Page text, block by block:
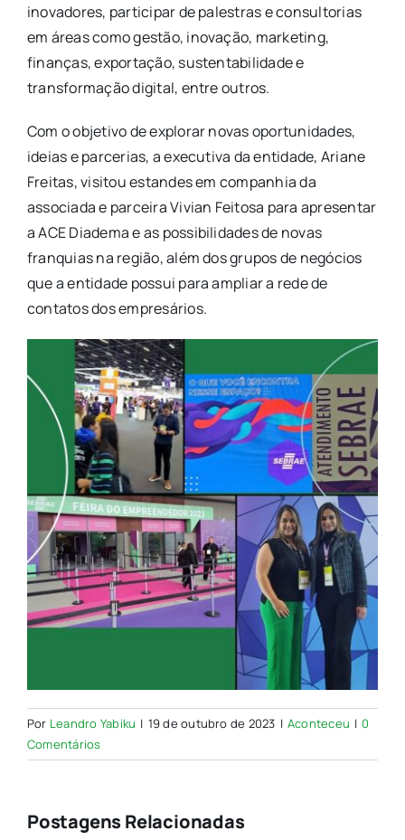
inovadores, participar de palestras e consultorias
em áreas como gestão, inovação, marketing,
finanças, exportação, sustentabilidade e
transformação digital, entre outros.
Com o objetivo de explorar novas oportunidades,
ideias e parcerias, a executiva da entidade, Ariane
Freitas, visitou estandes em companhia da
associada e parceira Vivian Feitosa para apresentar
a ACE Diadema e as possibilidades de novas
franquias na região, além dos grupos de negócios
que a entidade possui para ampliar a rede de
contatos dos empresários.
Por Leandro Yabiku | 19 de outubro de 2023 | Aconteceu | 0
Comentários
Postagens Relacionadas
Nova